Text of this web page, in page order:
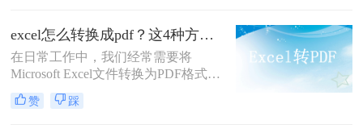
转换为PDF格式成为了一个常见的需
求。PDF格式以其跨平台兼容性好、
格式固定、不易被篡改等特点，非常
适合用于这些场景。那么excel如何转
pdf格式的文件呢？本文将详细介绍几
种将Excel文件转换为PDF格式的方
excel怎么转换成pdf？这4种方法很实用！
在日常工作中，我们经常需要将
Microsoft Excel文件转换为PDF格式，
以保持数据的格式不变，便于分享和
打印。PDF格式的文件具有跨平台兼
赞 踩